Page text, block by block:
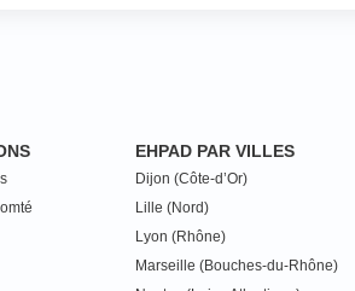
EHPAD PAR VILLES
Dijon (Côte-d’Or)
Lille (Nord)
Lyon (Rhône)
Marseille (Bouches-du-Rhône)